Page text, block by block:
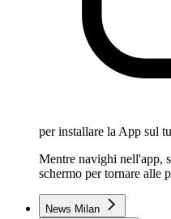
per installare la App sul
Mentre navighi nell'app,
schermo per tornare alle
News Milan